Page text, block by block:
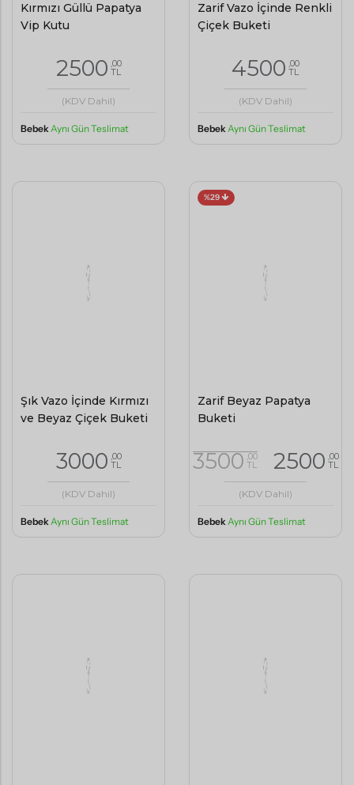
Kırmızı Güllü Papatya
Vip Kutu
2500 ,00
TL
(KDV Dahil)
BebekAynı Gün Teslimat
Zarif Vazo İçinde Renkli
Çiçek Buketi
4500 ,00
TL
(KDV Dahil)
BebekAynı Gün Teslimat
Şık Vazo İçinde Kırmızı
ve Beyaz Çiçek Buketi
3000 ,00
TL
(KDV Dahil)
Bebek Aynı Gün Teslimat
%29
Zarif Beyaz Papatya
Buketi
3500 ,00
TL 2500 ,00
TL
(KDV Dahil)
Bebek Aynı Gün Teslimat